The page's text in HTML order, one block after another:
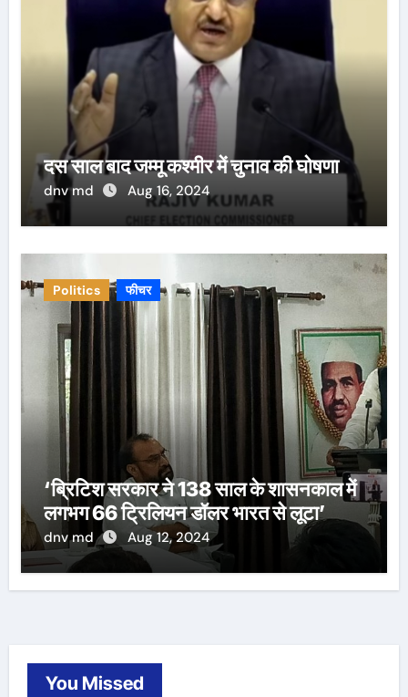
दस साल बाद जम्मू कश्मीर में चुनाव की घोषणा
dnv md Aug 16, 2024
Politics फीचर
‘ब्रिटिश सरकार ने 138 साल के शासनकाल में
लगभग 66 ट्रिलियन डॉलर भारत से लूटा’
dnv md Aug 12, 2024
You Missed